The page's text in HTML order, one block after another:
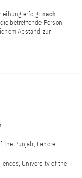
erfolgt nach
betreffende Person
Abstand zur
the Punjab, Lahore,
University of the